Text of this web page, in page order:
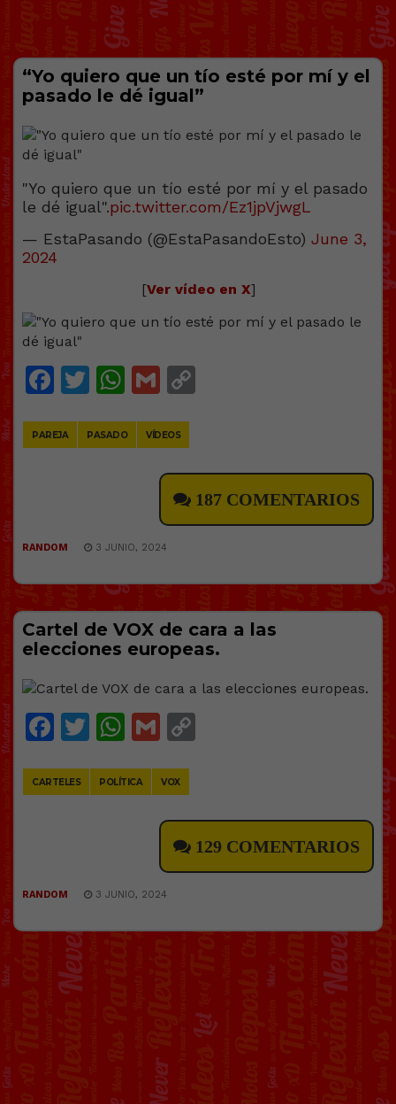
“Yo quiero que un tío esté por mí y el
pasado le dé igual”
"Yo quiero que un tío esté por mí y el pasado
le dé igual".pic.twitter.com/Ez1jpVjwgL
— EstaPasando (@EstaPasandoEsto) June 3,
2024
[Ver vídeo en X]
Facebook
Twitter
WhatsApp
Gmail
PAREJA PASADO VÍDEOS
187 COMENTARIOS
RANDOM 3 JUNIO, 2024
Cartel de VOX de cara a las
elecciones europeas.
Facebook
Twitter
WhatsApp
Gmail
CARTELES POLÍTICA VOX
129 COMENTARIOS
RANDOM 3 JUNIO, 2024